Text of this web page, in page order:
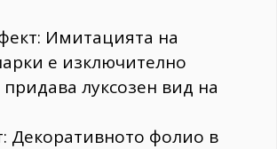
Имитацията на
е изключително
луксозен вид на
Декоративното фолио в